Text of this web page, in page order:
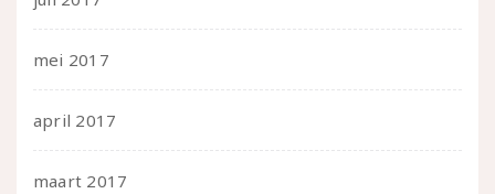
mei 2017
april 2017
maart 2017